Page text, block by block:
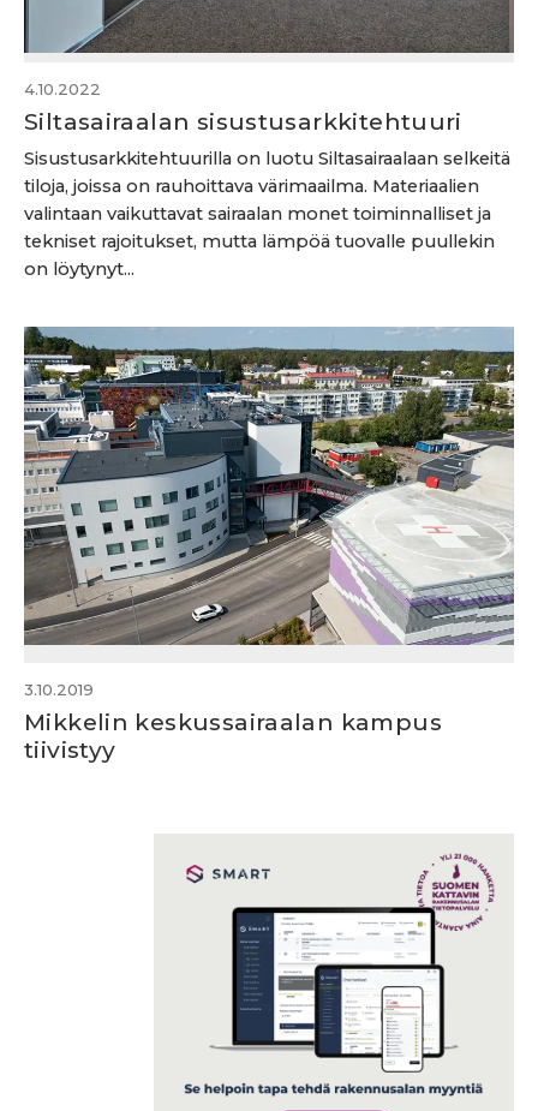
4.10.2022
Siltasairaalan sisustusarkkitehtuuri
Sisustusarkkitehtuurilla on luotu Siltasairaalaan selkeitä
tiloja, joissa on rauhoittava värimaailma. Materiaalien
valintaan vaikuttavat sairaalan monet toiminnalliset ja
tekniset rajoitukset, mutta lämpöä tuovalle puullekin
on löytynyt...
3.10.2019
Mikkelin keskussairaalan kampus
tiivistyy